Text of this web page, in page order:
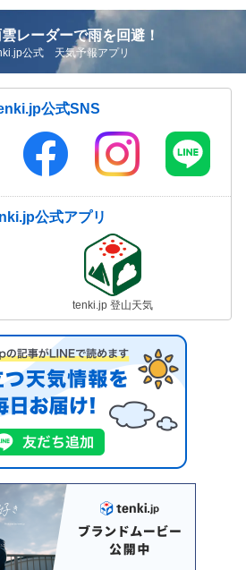
レーダーで雨を回避！
公式 天気予報アプリ
公式SNS
公式アプリ
tenki.jp 登山天気